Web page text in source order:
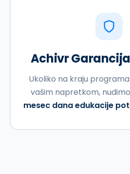
Achivr
Ukoliko na kraju
vašim napretkom,
mesec dana edukacije